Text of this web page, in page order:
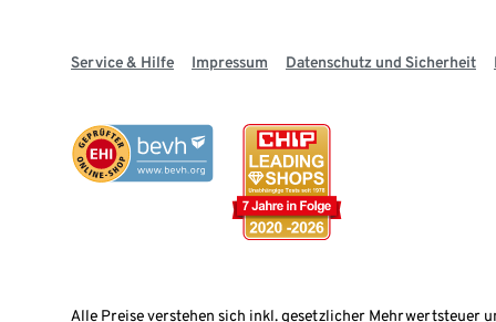
Service & Hilfe Impressum Datenschutz und Sicherheit
Alle Preise verstehen sich inkl. gesetzlicher Mehrwertsteuer